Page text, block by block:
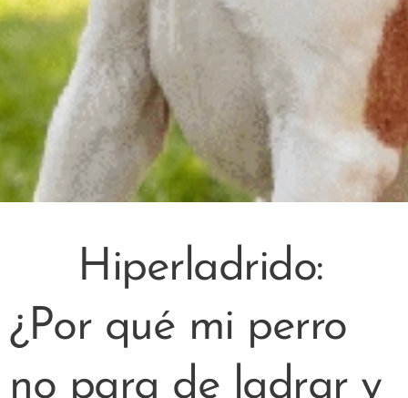
🐕 Hiperladrido:
¿Por qué mi perro
no para de ladrar y